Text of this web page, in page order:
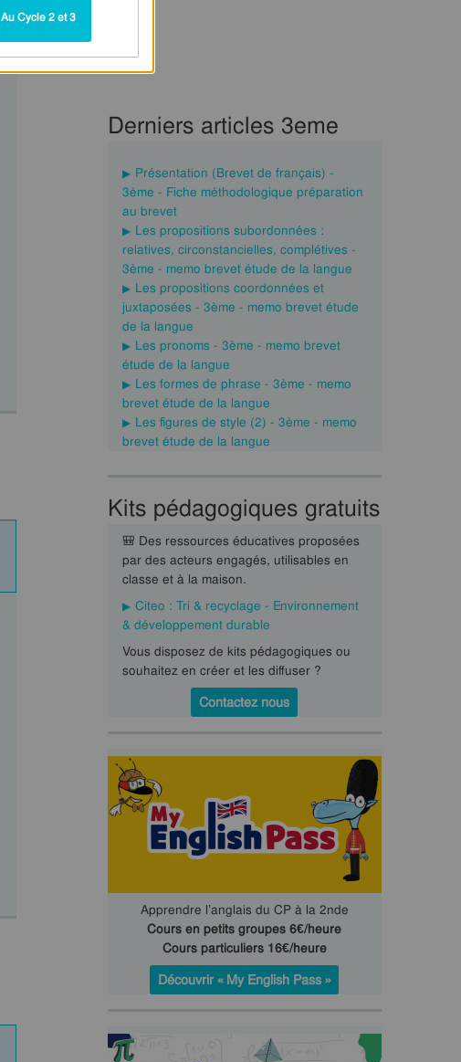
Derniers articles 3eme
Présentation (Brevet de français) -
3ème - Fiche méthodologique préparation
au brevet
Les propositions subordonnées :
relatives, circonstancielles, complétives -
3ème - memo brevet étude de la langue
Les propositions coordonnées et
juxtaposées - 3ème - memo brevet étude
de la langue
Les pronoms - 3ème - memo brevet
étude de la langue
Les formes de phrase - 3ème - memo
brevet étude de la langue
Les figures de style (2) - 3ème - memo
brevet étude de la langue
Kits pédagogiques gratuits
🎒 Des ressources éducatives proposées
par des acteurs engagés, utilisables en
classe et à la maison.
Citeo : Tri & recyclage - Environnement
& développement durable
Vous disposez de kits pédagogiques ou
souhaitez en créer et les diffuser ?
Contactez nous
Apprendre l’anglais du CP à la 2nde
Cours en petits groupes 6€/heure
Cours particuliers 16€/heure
Découvrir « My English Pass »
Au Cycle 2 et 3